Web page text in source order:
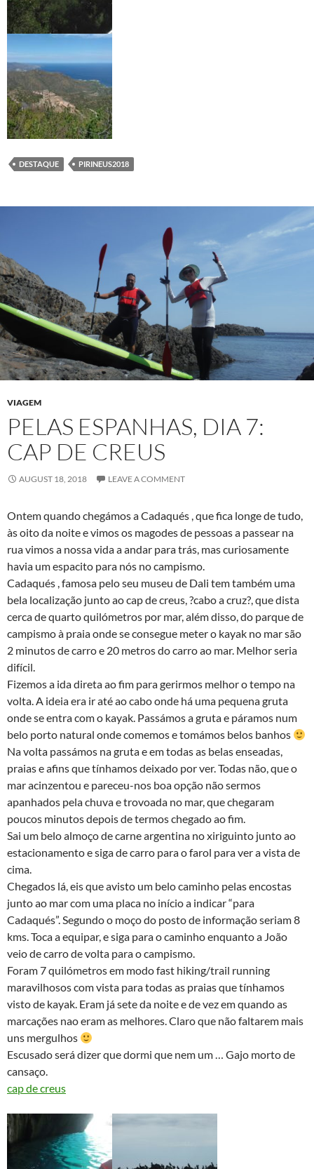
DESTAQUE PIRINEUS2018
VIAGEM
PELAS ESPANHAS, DIA 7:
CAP DE CREUS
AUGUST 18, 2018 LEAVE A COMMENT
Ontem quando chegámos a Cadaqués , que fica longe de tudo,
às oito da noite e vimos os magodes de pessoas a passear na
rua vimos a nossa vida a andar para trás, mas curiosamente
havia um espacito para nós no campismo.
Cadaqués , famosa pelo seu museu de Dali tem também uma
bela localização junto ao cap de creus, ?cabo a cruz?, que dista
cerca de quarto quilómetros por mar, além disso, do parque de
campismo à praia onde se consegue meter o kayak no mar são
2 minutos de carro e 20 metros do carro ao mar. Melhor seria
difícil.
Fizemos a ida direta ao fim para gerirmos melhor o tempo na
volta. A ideia era ir até ao cabo onde há uma pequena gruta
onde se entra com o kayak. Passámos a gruta e páramos num
belo porto natural onde comemos e tomámos belos banhos
Na volta passámos na gruta e em todas as belas enseadas,
praias e afins que tínhamos deixado por ver. Todas não, que o
mar acinzentou e pareceu-nos boa opção não sermos
apanhados pela chuva e trovoada no mar, que chegaram
poucos minutos depois de termos chegado ao fim.
Sai um belo almoço de carne argentina no xiriguinto junto ao
estacionamento e siga de carro para o farol para ver a vista de
cima.
Chegados lá, eis que avisto um belo caminho pelas encostas
junto ao mar com uma placa no início a indicar “para
Cadaqués”. Segundo o moço do posto de informação seriam 8
kms. Toca a equipar, e siga para o caminho enquanto a João
veio de carro de volta para o campismo.
Foram 7 quilómetros em modo fast hiking/trail running
maravilhosos com vista para todas as praias que tínhamos
visto de kayak. Eram já sete da noite e de vez em quando as
marcações nao eram as melhores. Claro que não faltarem mais
uns mergulhos
Escusado será dizer que dormi que nem um … Gajo morto de
cansaço.
cap de creus